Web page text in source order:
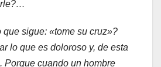
sigue: «tome su cruz»?
lo que es doloroso y, de esta
Porque cuando un hombre